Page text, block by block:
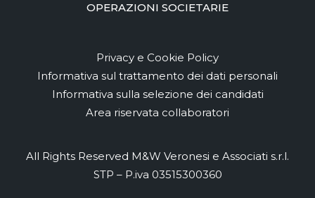
OPERAZIONI SOCIETARIE
Privacy e Cookie Policy
Informativa sul trattamento dei dati personali
Informativa sulla selezione dei candidati
Area riservata collaboratori
All Rights Reserved M&W Veronesi e Associati s.r.l.
STP – P.iva 03515300360